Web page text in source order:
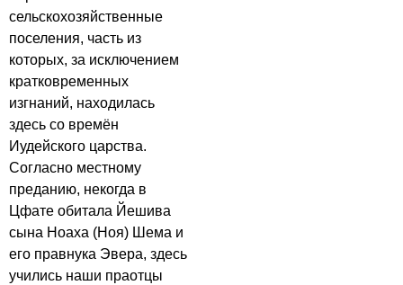
сельскохозяйственные
поселения, часть из
которых, за исключением
кратковременных
изгнаний, находилась
здесь со времён
Иудейского царства.
Согласно местному
преданию, некогда в
Цфате обитала Йешива
сына Ноаха (Ноя) Шема и
его правнука Эвера, здесь
учились наши праотцы